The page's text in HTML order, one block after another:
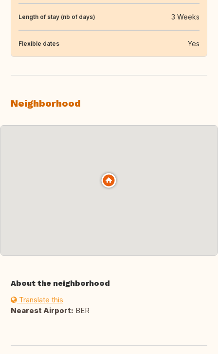
Length of stay (nb of days) 3 Weeks
Flexible dates Yes
Neighborhood
About the neighborhood
Translate this
Nearest Airport: BER